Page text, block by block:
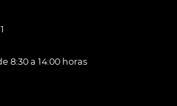
8:30 a 14:00 horas